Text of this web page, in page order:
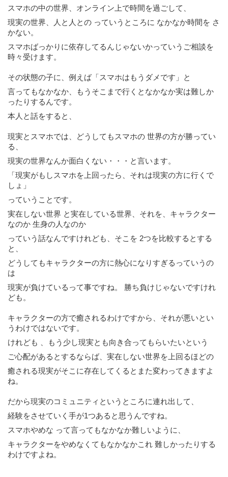
スマホの中の世界、オンライン上で時間を過ごして、
現実の世界、
人と人との っていうところに なかなか時間を さ
かない。
スマホばっかりに依存してるんじゃないかっていうご相談を
時々受けます。
その状態の子に、例えば「スマホはもうダメです」と
言ってもなかなか、もうそこまで行くとなかなか実は難しか
ったりするんです。
本人と話をすると、
現実とスマホでは、どうしてもスマホの 世界の方が勝ってい
る、
現実の世界なんか面白くない・・・と言います。
「現実がもしスマホを上回ったら、それは現実の方に行くで
しょ」
っていうことです。
実在しない世界 と実在している世界、それを、キャラクター
なのか 生身の人なのか
っていう話なんですけれども、そこを 2つを比較するとする
と、
どうしてもキャラクターの方に熱心になりすぎるっていうの
は
現実が負けているって事ですね。 勝ち負けじゃないですけれ
ども。
キャラクターの方で癒されるわけですから、それが悪いとい
うわけではないです。
けれども 、もう少し現実とも向き合ってもらいたいという
ご心配があるとするならば、実在しない世界を上回るほどの
癒される現実がそこに存在してくるとまた変わってきますよ
ね。
だから現実のコミュニティというところに連れ出して、
経験をさせていく手が1つあると思うんですね。
スマホやめな って言ってもなかなか難しいように、
キャラクターをやめなくてもなかなかこれ 難しかったりする
わけですよね。